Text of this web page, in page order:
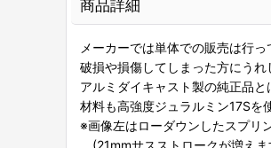
商品詳細
メーカーでは単体での販売は行
破損や損傷してしまった方にうれ
アルミダイキャスト製の純正品
材料も高強度ジュラルミン17Sを
※画像左はローダウンしたスプリ
(21mmサスストロークが増えま